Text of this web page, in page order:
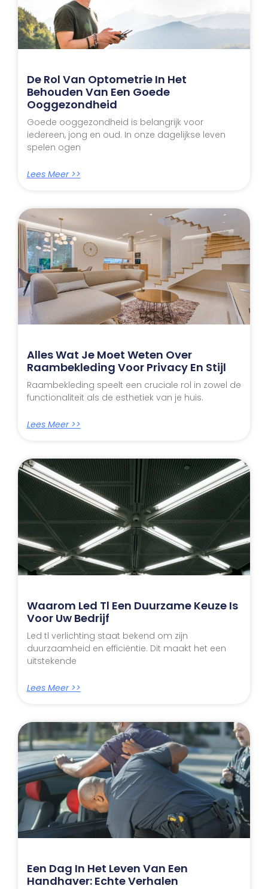
De Rol Van Optometrie In Het
Behouden Van Een Goede
Ooggezondheid
Goede ooggezondheid is belangrijk voor
iedereen, jong en oud. In onze dagelijkse leven
spelen ogen
Lees Meer >>
Alles Wat Je Moet Weten Over
Raambekleding Voor Privacy En Stijl
Raambekleding speelt een cruciale rol in zowel de
functionaliteit als de esthetiek van je huis.
Lees Meer >>
Waarom Led Tl Een Duurzame Keuze Is
Voor Uw Bedrijf
Led tl verlichting staat bekend om zijn
duurzaamheid en efficiëntie. Dit maakt het een
uitstekende
Lees Meer >>
Een Dag In Het Leven Van Een
Handhaver: Echte Verhalen